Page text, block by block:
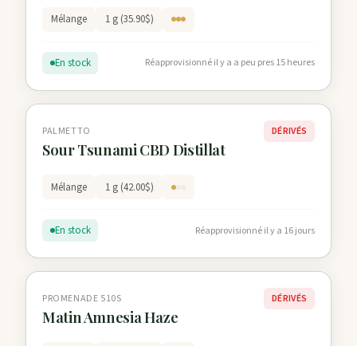
Mélange 1 g (35.90$)
En stock Réapprovisionné il y a a peu pres 15 heures
PALMETTO
Sour Tsunami CBD Distillat
DÉRIVÉS
Mélange 1 g (42.00$)
En stock Réapprovisionné il y a 16 jours
PROMENADE 510S
Matin Amnesia Haze
DÉRIVÉS